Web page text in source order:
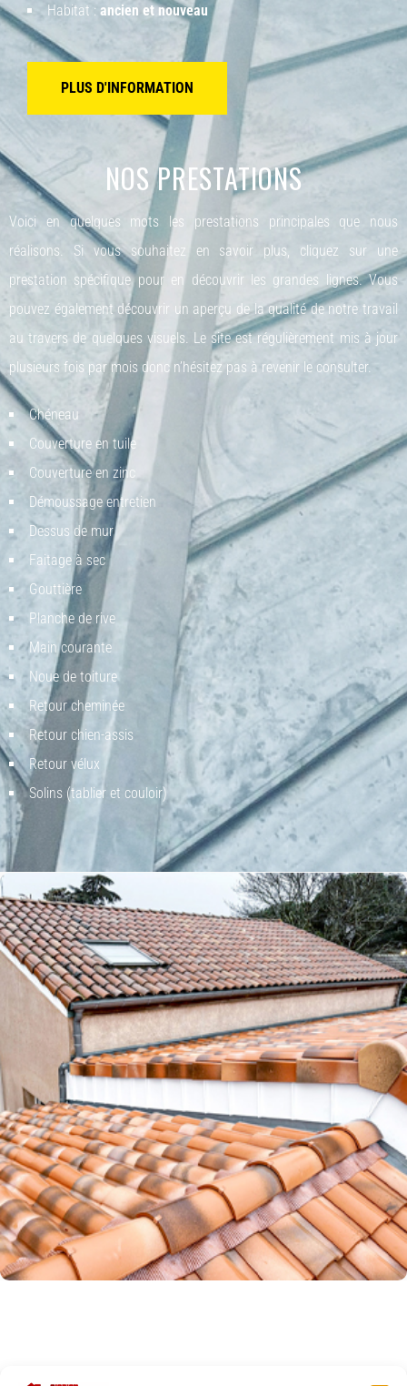
Habitat : ancien et nouveau
PLUS D'INFORMATION
NOS PRESTATIONS
Voici en quelques mots les prestations principales que nous
réalisons. Si vous souhaitez en savoir plus, cliquez sur une
prestation spécifique pour en découvrir les grandes lignes. Vous
pouvez également découvrir un aperçu de la qualité de notre travail
au travers de quelques visuels. Le site est régulièrement mis à jour
plusieurs fois par mois donc n’hésitez pas à revenir le consulter.
Chéneau
Couverture en tuile
Couverture en zinc
Démoussage entretien
Dessus de mur
Faitage à sec
Gouttière
Planche de rive
Main courante
Noue de toiture
Retour cheminée
Retour chien-assis
Retour vélux
Solins (tablier et couloir)